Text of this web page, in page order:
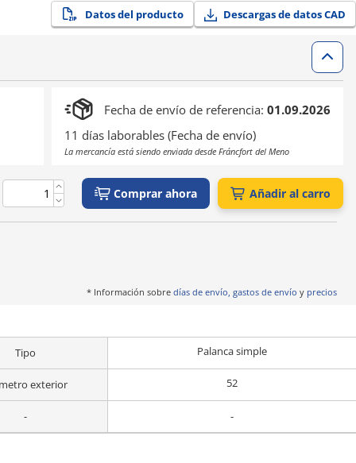
Datos del producto Descargas de datos CAD
Fecha de envío de referencia: 01.09.2026
11 días laborables (Fecha de envío)
La mercancía está siendo enviada desde Fráncfort del Meno
Comprar ahora Añadir al carro
* Información sobre días de envío, gastos de envío y precios
Tipo Palanca simple
exterior 52
- -